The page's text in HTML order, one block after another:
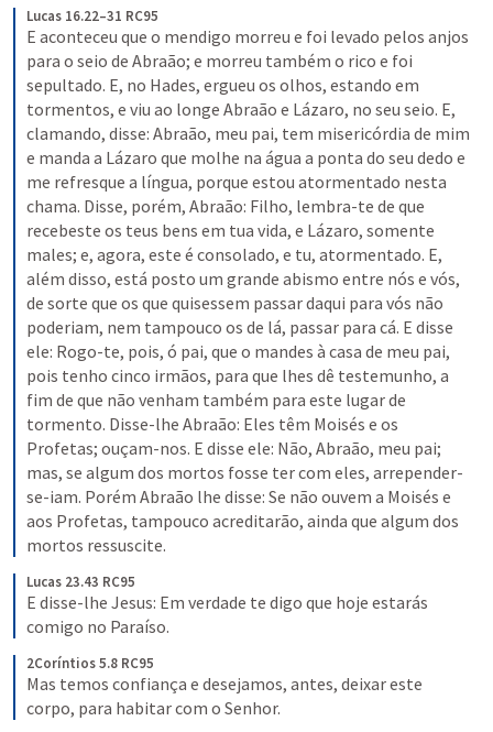
Lucas 16.22–31 RC95
E aconteceu que o mendigo morreu e foi levado pelos anjos
para o seio de Abraão; e morreu também o rico e foi
sepultado. E, no Hades, ergueu os olhos, estando em
tormentos, e viu ao longe Abraão e Lázaro, no seu seio. E,
clamando, disse: Abraão, meu pai, tem misericórdia de mim
e manda a Lázaro que molhe na água a ponta do seu dedo e
me refresque a língua, porque estou atormentado nesta
chama. Disse, porém, Abraão: Filho, lembra-te de que
recebeste os teus bens em tua vida, e Lázaro, somente
males; e, agora, este é consolado, e tu, atormentado. E,
além disso, está posto um grande abismo entre nós e vós,
de sorte que os que quisessem passar daqui para vós não
poderiam, nem tampouco os de lá, passar para cá. E disse
ele: Rogo-te, pois, ó pai, que o mandes à casa de meu pai,
pois tenho cinco irmãos, para que lhes dê testemunho, a
fim de que não venham também para este lugar de
tormento. Disse-lhe Abraão: Eles têm Moisés e os
Profetas; ouçam-nos. E disse ele: Não, Abraão, meu pai;
mas, se algum dos mortos fosse ter com eles, arrepender-
se-iam. Porém Abraão lhe disse: Se não ouvem a Moisés e
aos Profetas, tampouco acreditarão, ainda que algum dos
mortos ressuscite.
Lucas 23.43 RC95
E disse-lhe Jesus: Em verdade te digo que hoje estarás
comigo no Paraíso.
2Coríntios 5.8 RC95
Mas temos confiança e desejamos, antes, deixar este
corpo, para habitar com o Senhor.